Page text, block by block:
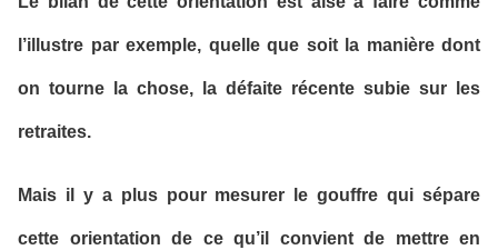
l’illustre par exemple, quelle que soit la manière dont
on tourne la chose, la défaite récente subie sur les
retraites.
Mais il y a plus pour mesurer le gouffre qui sépare
cette orientation de ce qu’il convient de mettre en